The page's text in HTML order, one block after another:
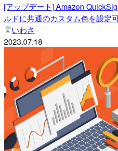
[アップデート] Amazon
ルドに共通のカスタム色を設定
いわさ
2023.07.18